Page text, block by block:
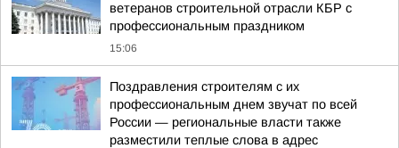
ветеранов строительной отрасли КБР с
профессиональным праздником
15:06
Поздравления строителям с их
профессиональным днем звучат по всей
России — региональные власти также
разместили теплые слова в адрес